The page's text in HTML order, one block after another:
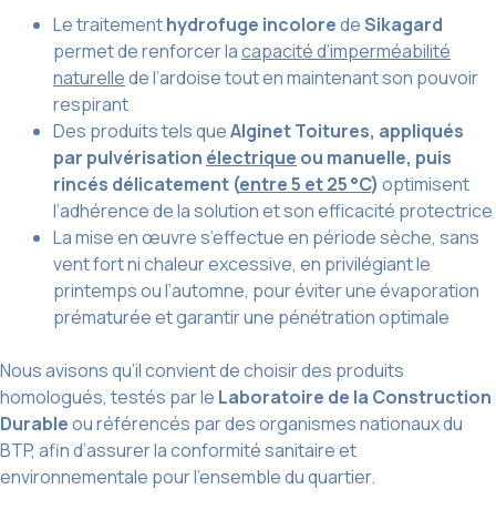
Le traitementhydrofuge incoloredeSikagard
permet de renforcer lacapacité d’imperméabilité
naturellede l’ardoise tout en maintenant son pouvoir
respirant
Des produits tels queAlginet Toitures, appliqués
par pulvérisation électrique ou manuelle, puis
rincés délicatement (entre 5 et 25 °C) optimisent
l’adhérence de la solution et son efficacité protectrice
La mise en œuvre s’effectue en période sèche, sans
vent fort ni chaleur excessive, en privilégiant le
printemps ou l’automne, pour éviter une évaporation
prématurée et garantir une pénétration optimale
Nous avisons qu’il convient de choisir des produits
homologués, testés par le Laboratoire de la Construction
Durableou référencés par des organismes nationaux du
BTP, afin d’assurer la conformité sanitaire et
environnementale pour l’ensemble du quartier.